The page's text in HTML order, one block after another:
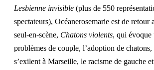
Lesbienne invisible (plus de 550
spectateurs), Océanerosemarie est de retour
seul-en-scène, Chatons violents, qui évoque
problèmes de couple, l’adoption de
s’exilent à Marseille, le racisme de gauche